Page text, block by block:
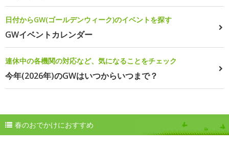
日付からGW(ゴールデンウィーク)のイベントを探す
GWイベントカレンダー
連休中の各機関の対応など、気になることをチェック
今年(2026年)のGWはいつからいつまで？
春のおでかけにおすすめ